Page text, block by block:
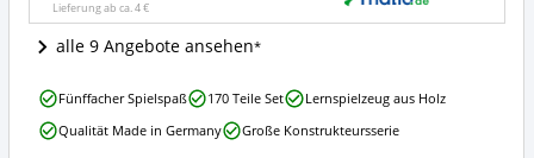
dieses
Eichhorn
Konstruktionsspielzeug
Holz
erhältlich?
Lieferung ab ca.4 €
alle 9 Angebote ansehen
Eichhorn
Constructor
Fünffacher Spielspaß 170 Teile Set
Lernspielzeug aus Holz
Qualität Made in Germany
Große Konstrukteursserie